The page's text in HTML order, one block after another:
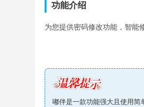
功能介绍
为您提供密码修改功能，智能
记录和统计阅读信息的人数，
你可以使用表情符号，充分的
嘟伴是一款功能强大且使用简